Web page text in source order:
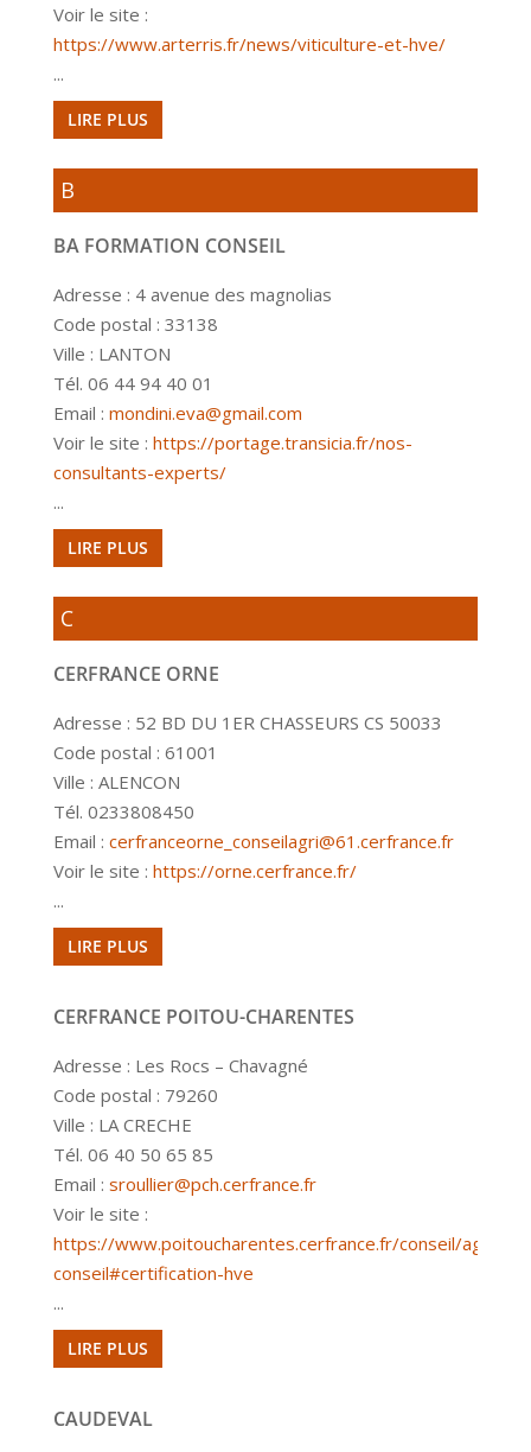
Voir le site :
https://www.arterris.fr/news/viticulture-et-hve/
...
LIRE PLUS
B
BA FORMATION CONSEIL
Adresse : 4 avenue des magnolias
Code postal : 33138
Ville : LANTON
Tél. 06 44 94 40 01
Email : mondini.eva@gmail.com
Voir le site : https://portage.transicia.fr/nos-
consultants-experts/
...
LIRE PLUS
C
CERFRANCE ORNE
Adresse : 52 BD DU 1ER CHASSEURS CS 50033
Code postal : 61001
Ville : ALENCON
Tél. 0233808450
Email : cerfranceorne_conseilagri@61.cerfrance.fr
Voir le site : https://orne.cerfrance.fr/
...
LIRE PLUS
CERFRANCE POITOU-CHARENTES
Adresse : Les Rocs – Chavagné
Code postal : 79260
Ville : LA CRECHE
Tél. 06 40 50 65 85
Email : sroullier@pch.cerfrance.fr
Voir le site :
https://www.poitoucharentes.cerfrance.fr/conseil/
conseil#certification-hve
...
LIRE PLUS
CAUDEVAL